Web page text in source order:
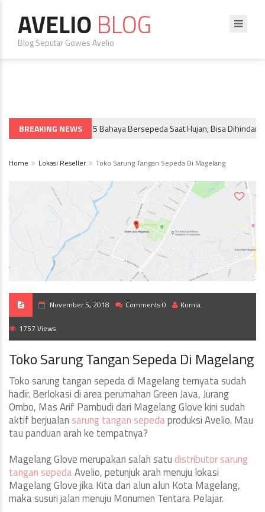
AVELIO BLOG
Blog Seputar Gowes Avelio
BREAKING NEWS
SPORTIF & BIKE TRAVEL 5 Bahaya Bersepeda Saat Hujan, Bisa Dihindari
Home Lokasi Reseller Toko Sarung Tangan Sepeda Di Magelang
November 5, 2018 Comments 0 Kurnia
1757 Views
Toko Sarung Tangan Sepeda Di Magelang
Toko sarung tangan sepeda di Magelang ternyata sudah
hadir. Berlokasi di area perumahan Green Java, Jurang
Ombo, Mas Arif Pambudi dari Magelang Glove kini sudah
aktif berjualansarung tangan sepedaproduksi Avelio. Mau
tau panduan arah ke tempatnya?
Magelang Glove merupakan salah satudistributor sarung
tangan sepedaAvelio, petunjuk arah menuju lokasi
Magelang Glove jika Kita dari alun alun Kota Magelang,
maka susuri jalan menuju Monumen Tentara Pelajar.